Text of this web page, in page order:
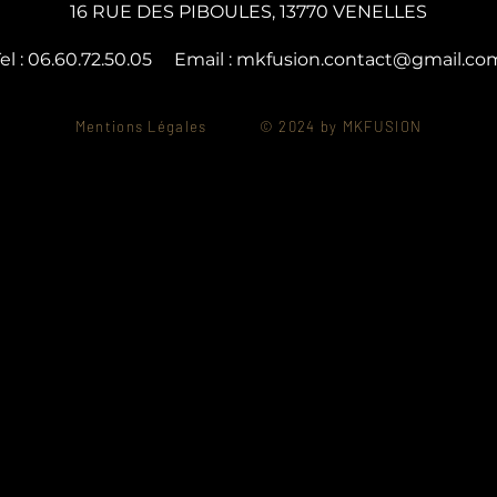
16 RUE DES PIBOULES, 13770 VENELLES
: 06.60.72.50.05 Email :
Mentions Légales © 2024 by MKFUSION